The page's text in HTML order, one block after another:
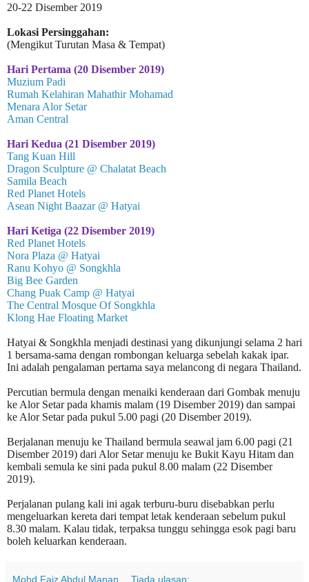
20-22 Disember 2019
Lokasi Persinggahan:
(Mengikut Turutan Masa & Tempat)
Hari Pertama (20 Disember 2019)
Muzium Padi
Rumah Kelahiran Mahathir Mohamad
Menara Alor Setar
Aman Central
Hari Kedua (21 Disember 2019)
Tang Kuan Hill
Dragon Sculpture @ Chalatat Beach
Samila Beach
Red Planet Hotels
Asean Night Baazar @ Hatyai
Hari Ketiga (22 Disember 2019)
Red Planet Hotels
Nora Plaza @ Hatyai
Ranu Kohyo @ Songkhla
Big Bee Garden
Chang Puak Camp @ Hatyai
The Central Mosque Of Songkhla
Klong Hae Floating Market
Hatyai & Songkhla menjadi destinasi yang dikunjungi selama 2 hari
1 bersama-sama dengan rombongan keluarga sebelah kakak ipar.
Ini adalah pengalaman pertama saya melancong di negara Thailand.
Percutian bermula dengan menaiki kenderaan dari Gombak menuju
ke Alor Setar pada khamis malam (19 Disember 2019) dan sampai
ke Alor Setar pada pukul 5.00 pagi (20 Disember 2019).
Berjalanan menuju ke Thailand bermula seawal jam 6.00 pagi (21
Disember 2019) dari Alor Setar menuju ke Bukit Kayu Hitam dan
kembali semula ke sini pada pukul 8.00 malam (22 Disember
2019).
Perjalanan pulang kali ini agak terburu-buru disebabkan perlu
mengeluarkan kereta dari tempat letak kenderaan sebelum pukul
8.30 malam. Kalau tidak, terpaksa tunggu sehingga esok pagi baru
boleh keluarkan kenderaan.
Mohd Faiz Abdul Manan Tiada ulasan: